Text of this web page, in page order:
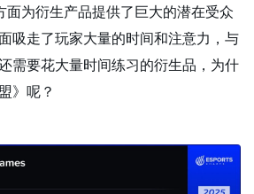
面为衍生产品提供了巨大的潜在受众
吸走了玩家大量的时间和注意力，与
需要花大量时间练习的衍生品，为什
》呢？